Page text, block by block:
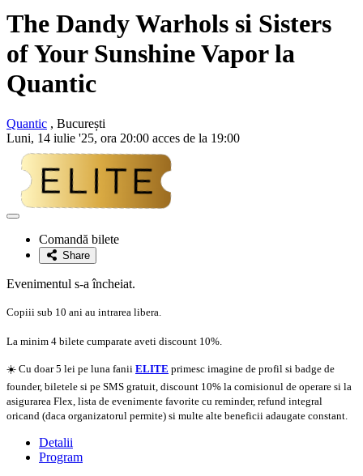
The Dandy Warhols si Sisters
of Your Sunshine Vapor la
Quantic
Quantic , București
Luni, 14 iulie '25, ora 20:00 acces de la 19:00
Adaugă
favoriteComandă bilete
Share
Evenimentul s-a încheiat.
Copiii sub 10 ani au intrarea libera.
La minim 4 bilete cumparate aveti discount 10%.
☀️ Cu doar 5 lei pe luna fanii ELITE primesc imagine de profil si badge de
founder, biletele si pe SMS gratuit, discount 10% la comisionul de operare si la
asigurarea Flex, lista de evenimente favorite cu reminder, refund integral
oricand (daca organizatorul permite) si multe alte beneficii adaugate constant.
Detalii
Program